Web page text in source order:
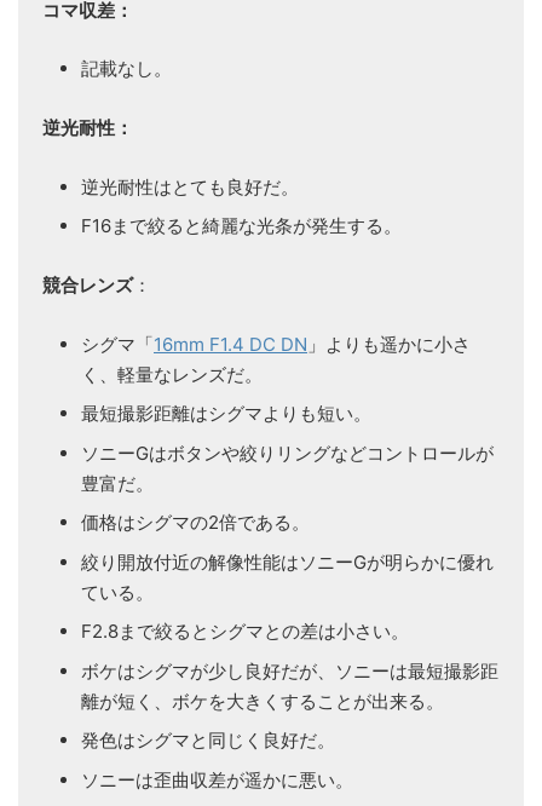
コマ収差：
記載なし。
逆光耐性：
逆光耐性はとても良好だ。
F16まで絞ると綺麗な光条が発生する。
競合レンズ：
シグマ「16mm F1.4 DC DN 」よりも遥かに小さ
く、軽量なレンズだ。
最短撮影距離はシグマよりも短い。
ソニーGはボタンや絞りリングなどコントロールが
豊富だ。
価格はシグマの2倍である。
絞り開放付近の解像性能はソニーGが明らかに優れ
ている。
F2.8まで絞るとシグマとの差は小さい。
ボケはシグマが少し良好だが、ソニーは最短撮影距
離が短く、ボケを大きくすることが出来る。
発色はシグマと同じく良好だ。
ソニーは歪曲収差が遥かに悪い。